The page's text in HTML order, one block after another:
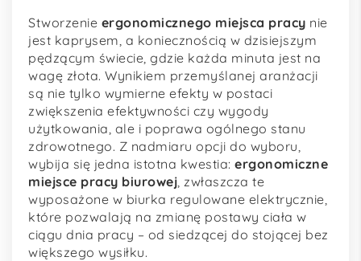
Stworzenie ergonomicznego miejsca pracy nie
jest kaprysem, a koniecznością w dzisiejszym
pędzącym świecie, gdzie każda minuta jest na
wagę złota. Wynikiem przemyślanej aranżacji
są nie tylko wymierne efekty w postaci
zwiększenia efektywności czy wygody
użytkowania, ale i poprawa ogólnego stanu
zdrowotnego. Z nadmiaru opcji do wyboru,
wybija się jedna istotna kwestia: ergonomiczne
miejsce pracy biurowej , zwłaszcza te
wyposażone w biurka regulowane elektrycznie,
które pozwalają na zmianę postawy ciała w
ciągu dnia pracy – od siedzącej do stojącej bez
większego wysiłku.